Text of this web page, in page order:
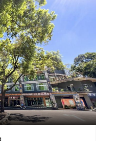
繪魯凱族文化，被譽
」。 郵筒繪圖是山
手一起跳著魯凱族傳
代表原住民族人、平
雲豹則象徵魯凱族好
群的人共同舞出山林
就有許多遊客搶著拍
this special
mailbox was
the beautiful